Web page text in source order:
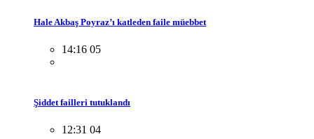
Hale Akbaş Poyraz’ı katleden faile müebbet
14:16 05
Şiddet failleri tutuklandı
12:31 04